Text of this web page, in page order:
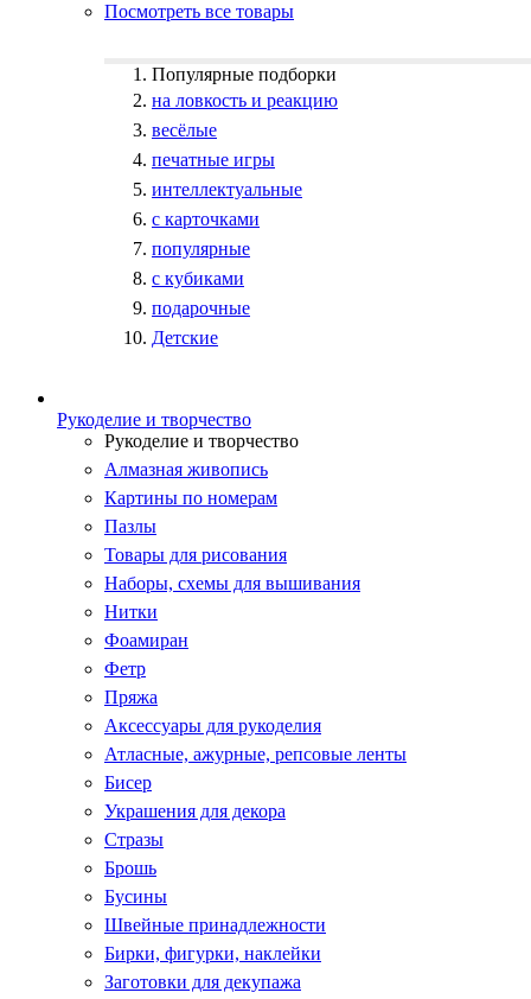
Посмотреть все товары
Популярные подборки
на ловкость и реакцию
весёлые
печатные игры
интеллектуальные
с карточками
популярные
с кубиками
подарочные
Детские
Рукоделие и творчество
Рукоделие и творчество
Алмазная живопись
Картины по номерам
Пазлы
Товары для рисования
Наборы, схемы для вышивания
Нитки
Фоамиран
Фетр
Пряжа
Аксессуары для рукоделия
Атласные, ажурные, репсовые ленты
Бисер
Украшения для декора
Стразы
Брошь
Бусины
Швейные принадлежности
Бирки, фигурки, наклейки
Заготовки для декупажа